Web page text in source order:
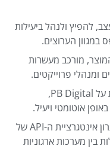
להפיץ ולנהל ביעילות
במגוון הערוצים.
מורכב מעשרות
ומנהלי פרוייקטים.
מערכת ההנגשה NAGIX, המבוססת על PB Digital,
אוטומטי ויעיל.
PB Digital משלבת כ-OEM את פתרון אינטגרציית ה-API של